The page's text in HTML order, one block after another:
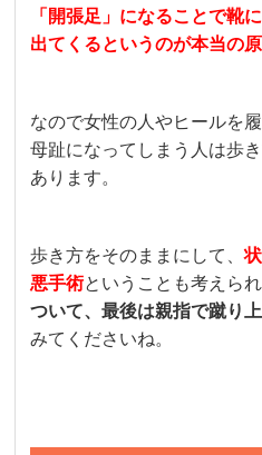
「開張足」になることで靴
出てくるというのが本当の原
なので女性の人やヒールを
母趾になってしまう人は歩
あります。
歩き方をそのままにして、
悪手術ということも考えら
ついて、最後は親指で蹴り上
みてくださいね。